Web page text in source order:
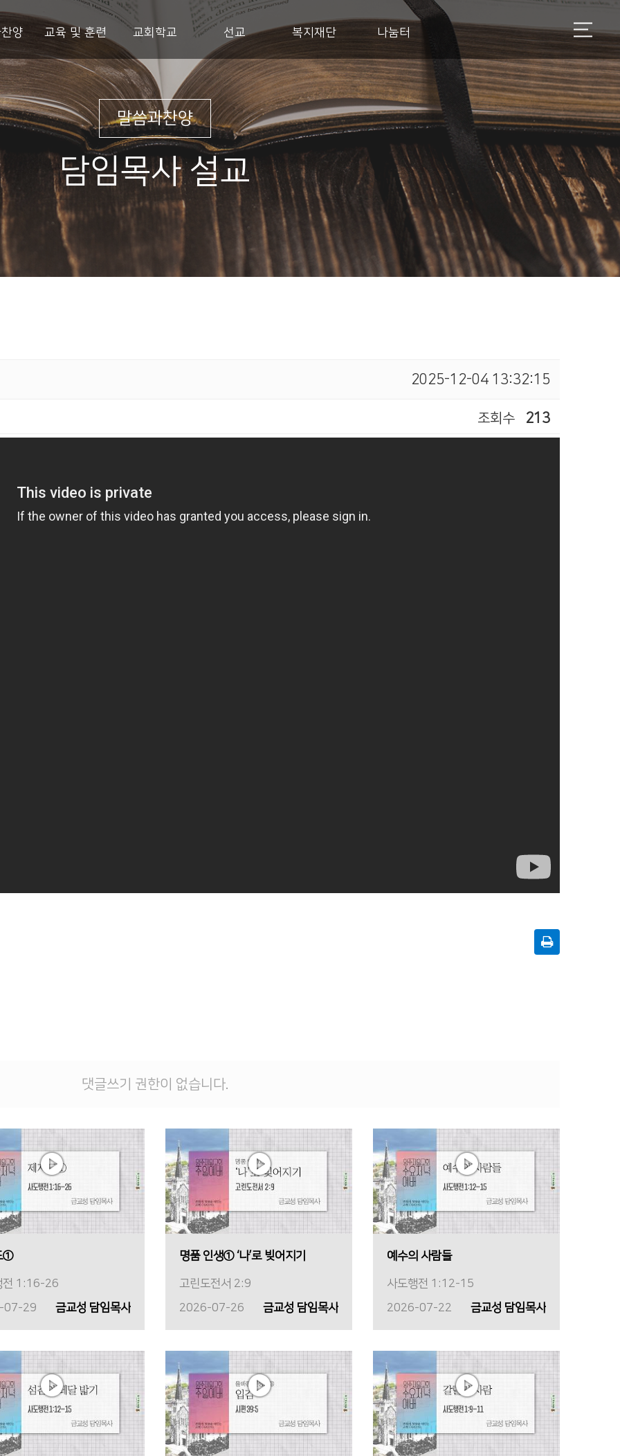
양 교육 및 훈련 교회학교 선교 복지재단 나눔터
말씀과찬양
담임목사 설교
2025-12-04 13:32:15
조회수 213
댓글쓰기 권한이 없습니다.
①
전 1:16-26
07-29
금교성 담임목사
명품 인생① ‘나’로 빚어지기
고린도전서 2:9
2026-07-26
금교성 담임목사
예수의 사람들
사도행전 1:12-15
2026-07-22
금교성 담임목사